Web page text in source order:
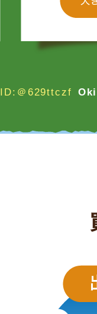
ID:＠629ttczf